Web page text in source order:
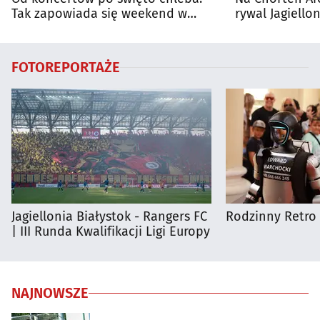
Tak zapowiada się weekend w
rywal
FOTOREPORTAŻE
Jagiellonia Białystok - Rangers FC
| III Runda Kwalifikacji Ligi Europy
Rodzinny Retro
NAJNOWSZE